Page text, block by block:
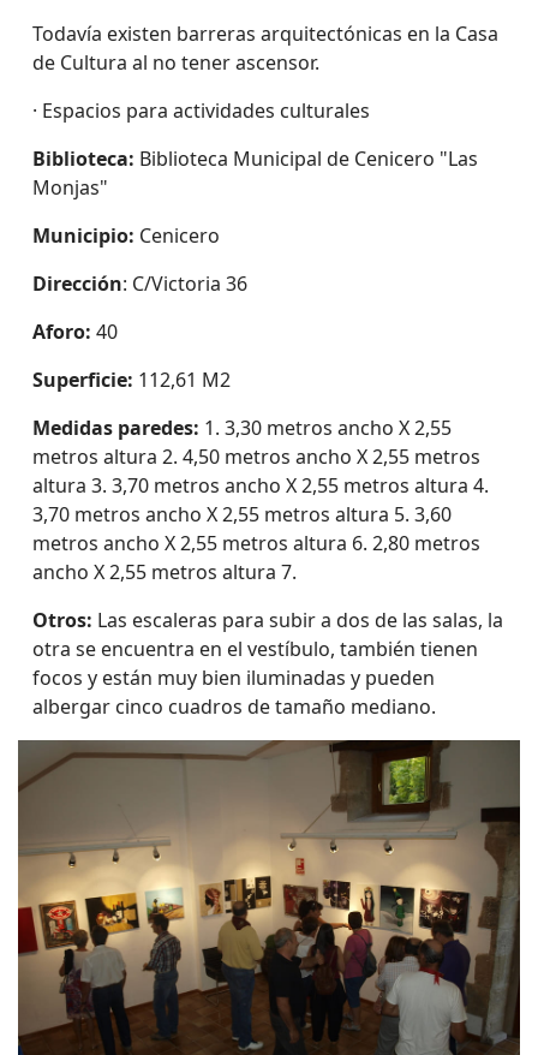
Todavía existen barreras arquitectónicas en la Casa
de Cultura al no tener ascensor.
· Espacios para actividades culturales
Biblioteca: Biblioteca Municipal de Cenicero "Las
Monjas"
Municipio: Cenicero
Dirección: C/Victoria 36
Aforo: 40
Superficie: 112,61 M2
Medidas paredes: 1. 3,30 metros ancho X 2,55
metros altura 2. 4,50 metros ancho X 2,55 metros
altura 3. 3,70 metros ancho X 2,55 metros altura 4.
3,70 metros ancho X 2,55 metros altura 5. 3,60
metros ancho X 2,55 metros altura 6. 2,80 metros
ancho X 2,55 metros altura 7.
Otros: Las escaleras para subir a dos de las salas, la
otra se encuentra en el vestíbulo, también tienen
focos y están muy bien iluminadas y pueden
albergar cinco cuadros de tamaño mediano.